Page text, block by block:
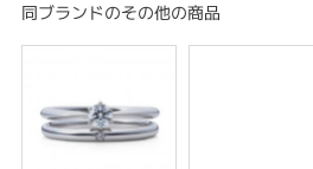
同ブランドのその他の商品